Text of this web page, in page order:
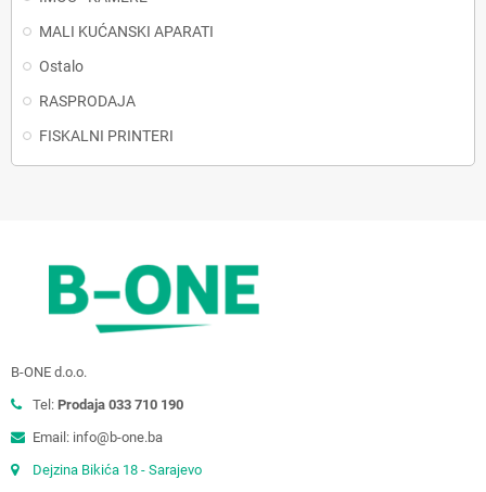
MALI KUĆANSKI APARATI
Ostalo
RASPRODAJA
FISKALNI PRINTERI
B-ONE d.o.o.
Tel: Prodaja 033 710 190
Email: info@b-one.ba
Dejzina Bikića 18 - Sarajevo